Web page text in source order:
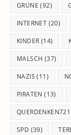
GRÜNE (92)
INTERNET (20)
KINDER (14)
MALSCH (37)
NAZIS (11)
PIRATEN (13)
QUERDENKEN721
SPD (39)